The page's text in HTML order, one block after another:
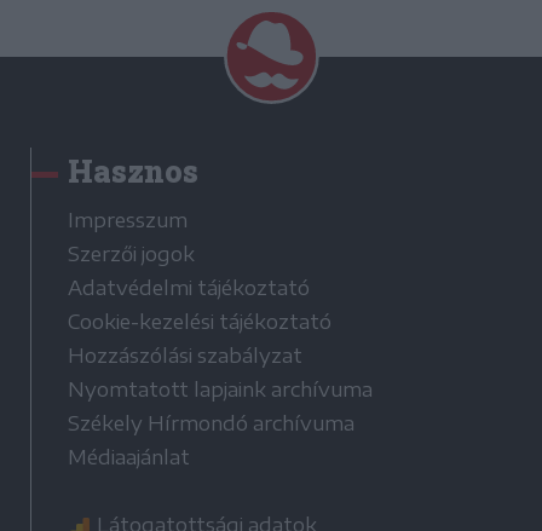
Hasznos
Impresszum
Szerzői jogok
Adatvédelmi tájékoztató
Cookie-kezelési tájékoztató
Hozzászólási szabályzat
Nyomtatott lapjaink archívuma
Székely Hírmondó archívuma
Médiaajánlat
Látogatottsági adatok